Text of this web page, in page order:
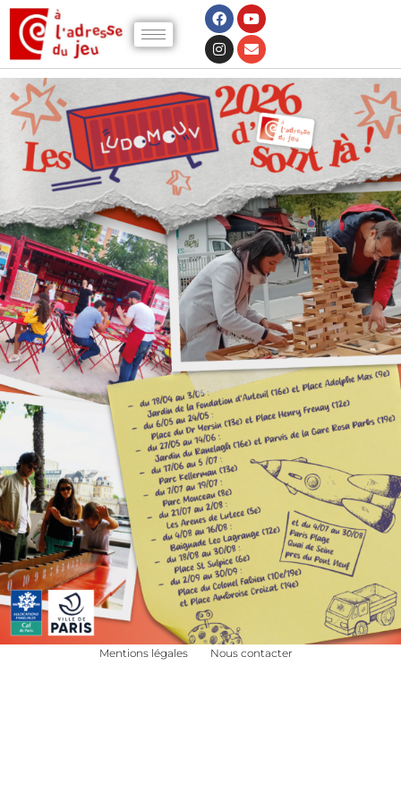
Mentions légales Nous contacter